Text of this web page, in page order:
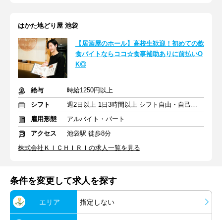
はかた地どり屋 池袋
【居酒屋のホール】高校生歓迎！初めての飲
食バイトならココ☆食事補助ありに前払いO
K◎
給与
時給1250円以上
シフト
週2日以上 1日3時間以上 シフト自由・自己申告
雇用形態
アルバイト・パート
アクセス
池袋駅 徒歩8分
株式会社ＫＩＣＨＩＲＩの求人一覧を見る
条件を変更して求人を探す
エリア 指定しない